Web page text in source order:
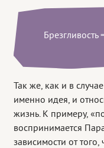
Брезгливость
Так же, как и в
именно идея, и
жизнь. К примеру,
воспринимается
зависимости от